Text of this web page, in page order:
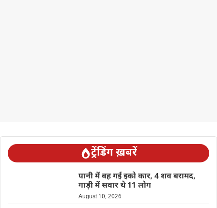
ट्रेंडिंग ख़बरें
पानी में बह गई इको कार, 4 शव बरामद,
गाड़ी में सवार थे 11 लोग
August 10, 2026